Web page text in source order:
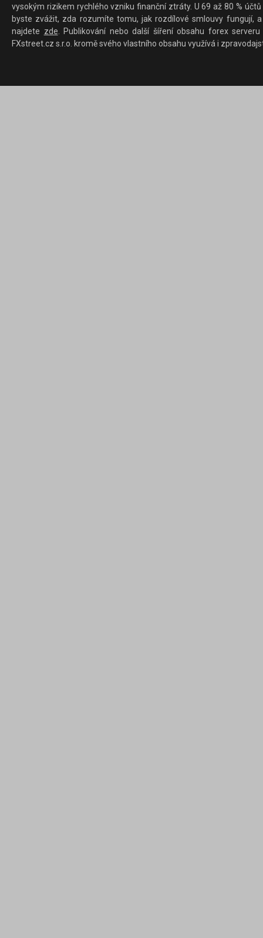
vysokým rizikem rychlého vzniku finanční ztráty. U 69 až 80 %
byste zvážit, zda rozumíte tomu, jak rozdílové smlouvy fungují,
najdete zde. Publikování nebo další šíření obsahu forex
FXstreet.cz s.r.o. kromě svého vlastního obsahu využívá i